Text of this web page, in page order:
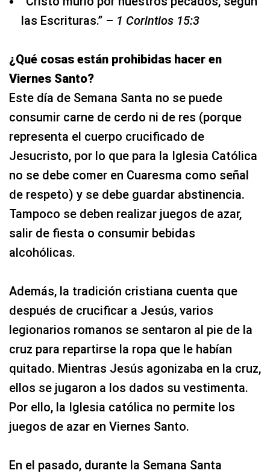
las Escrituras.” – 1 Corintios 15:3
¿Qué cosas están prohibidas hacer en
Viernes Santo?
Este día de Semana Santa no se puede
consumir carne de cerdo ni de res (porque
representa el cuerpo crucificado de
Jesucristo, por lo que para la Iglesia Católica
no se debe comer en Cuaresma como señal
de respeto) y se debe guardar abstinencia.
Tampoco se deben realizar juegos de azar,
salir de fiesta o consumir bebidas
alcohólicas.
Además, la tradición cristiana cuenta que
después de crucificar a Jesús, varios
legionarios romanos se sentaron al pie de la
cruz para repartirse la ropa que le habían
quitado. Mientras Jesús agonizaba en la cruz,
ellos se jugaron a los dados su vestimenta.
Por ello, la Iglesia católica no permite los
juegos de azar en Viernes Santo.
En el pasado, durante la Semana Santa